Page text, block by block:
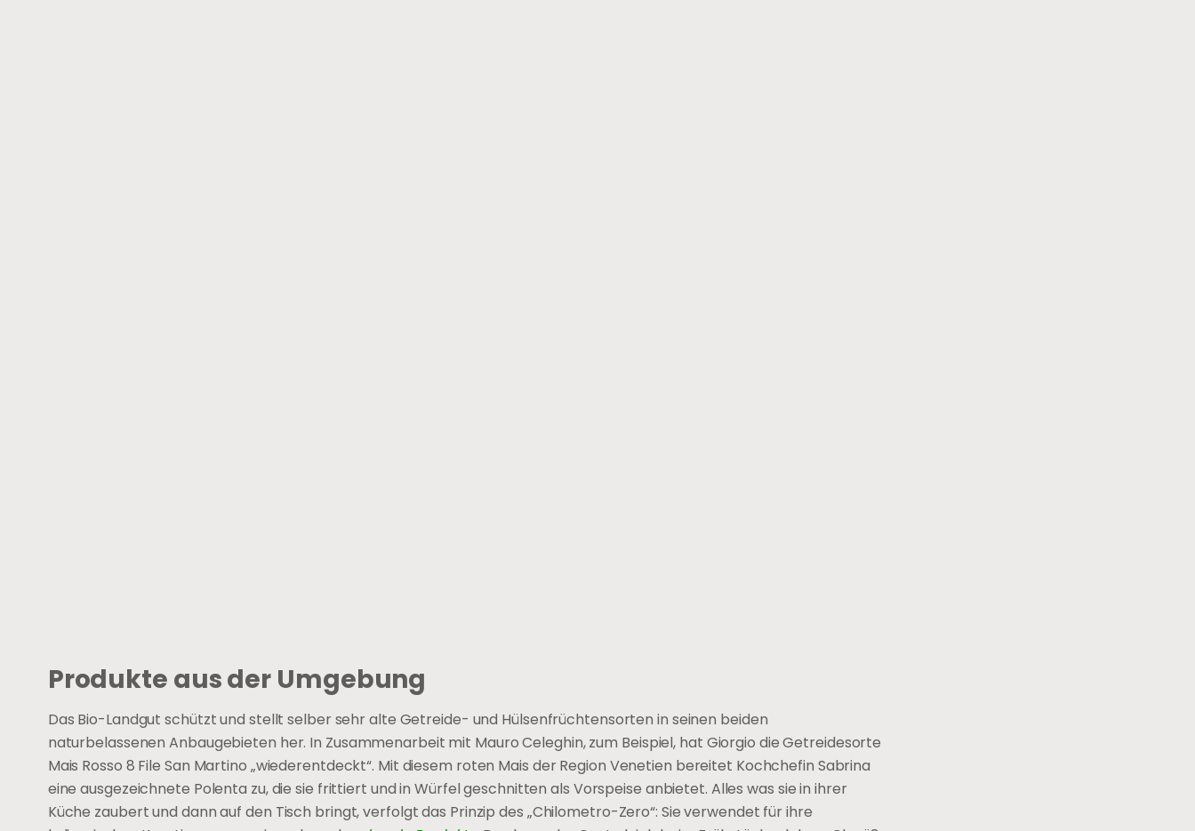
Produkte aus der Umgebung
Das Bio-Landgut schützt und stellt selber sehr alte Getreide- und Hülsenfrüchtensorten in seinen beiden
naturbelassenen Anbaugebieten her. In Zusammenarbeit mit Mauro Celeghin, zum Beispiel, hat Giorgio die Getreidesorte
Mais Rosso 8 File San Martino „wiederentdeckt“. Mit diesem roten Mais der Region Venetien bereitet Kochchefin Sabrina
eine ausgezeichnete Polenta zu, die sie frittiert und in Würfel geschnitten als Vorspeise anbietet. Alles was sie in ihrer
Küche zaubert und dann auf den Tisch bringt, verfolgt das Prinzip des „Chilometro-Zero“: Sie verwendet für ihre